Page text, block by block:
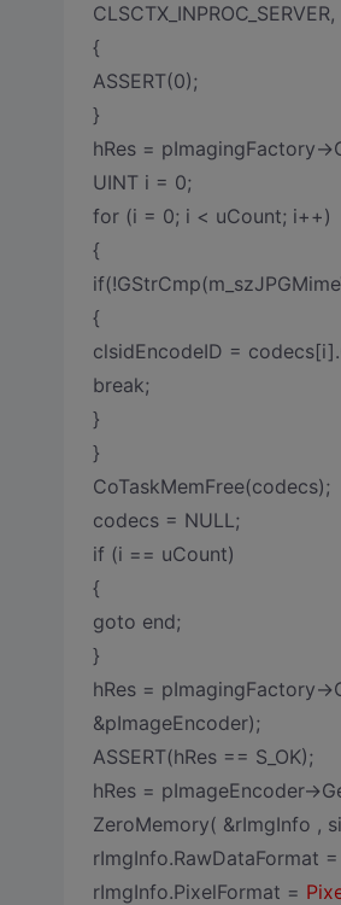
{
ASSERT(0);
}
hRes = pImagingFactory-
UINT i = 0;
for (i = 0; i < uCount; i++)
{
{
clsidEncodeID =
break;
}
}
CoTaskMemFree(codecs);
codecs = NULL;
if (i == uCount)
{
goto end;
}
hRes = pImagingFactory-
&pImageEncoder);
ASSERT(hRes == S_OK);
hRes = pImageEncoder-
ZeroMemory( &rImgInfo ,
rImgInfo.RawDataFormat
rImgInfo.PixelFormat =